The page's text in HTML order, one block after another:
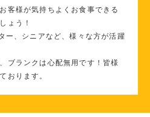
客様が気持ちよくお食事できる
ょう！
ー、シニアなど、様々な方が活躍
ブランクは心配無用です！皆様
おります。